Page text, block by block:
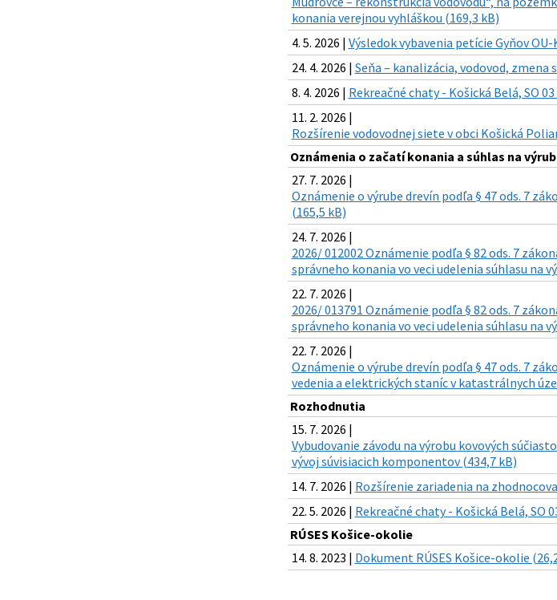
konania verejnou vyhláškou (169,3 kB)
4. 5. 2026 | Výsledok vybavenia petície Gyňov
24. 4. 2026 | Seňa – kanalizácia, vodovod,
8. 4. 2026 | Rekreačné chaty - Košická Belá, SO
11. 2. 2026 |
Rozšírenie vodovodnej siete v obci Košická
Oznámenia o začatí konania a súhlas na
27. 7. 2026 |
Oznámenie o výrube drevín podľa § 47 ods. 7
(165,5 kB)
24. 7. 2026 |
2026/ 012002 Oznámenie podľa § 82 ods. 7
správneho konania vo veci udelenia súhlasu na
22. 7. 2026 |
2026/ 013791 Oznámenie podľa § 82 ods. 7
správneho konania vo veci udelenia súhlasu na
22. 7. 2026 |
Oznámenie o výrube drevín podľa § 47 ods. 7
vedenia a elektrických staníc v katastrálnych
Rozhodnutia
15. 7. 2026 |
Vybudovanie závodu na výrobu kovových
vývoj súvisiacich komponentov (434,7 kB)
14. 7. 2026 | Rozšírenie zariadenia na
22. 5. 2026 | Rekreačné chaty - Košická Belá, SO
RÚSES Košice-okolie
14. 8. 2023 | Dokument RÚSES Košice-okolie